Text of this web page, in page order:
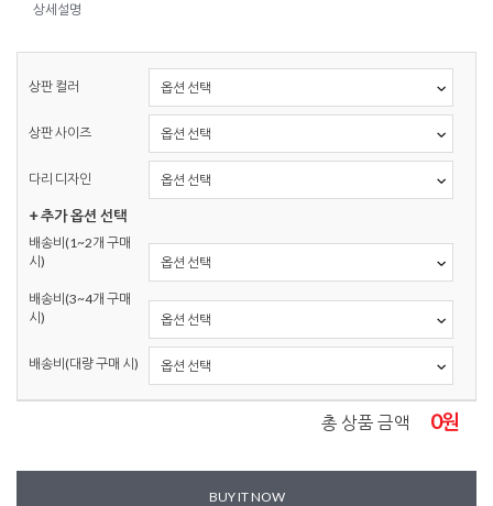
상세설명
상판 컬러
상판 사이즈
다리 디자인
+ 추가 옵션 선택
배송비(1~2개 구매
시)
배송비(3~4개 구매
시)
배송비(대량 구매 시)
총 상품 금액 0원
BUY IT NOW